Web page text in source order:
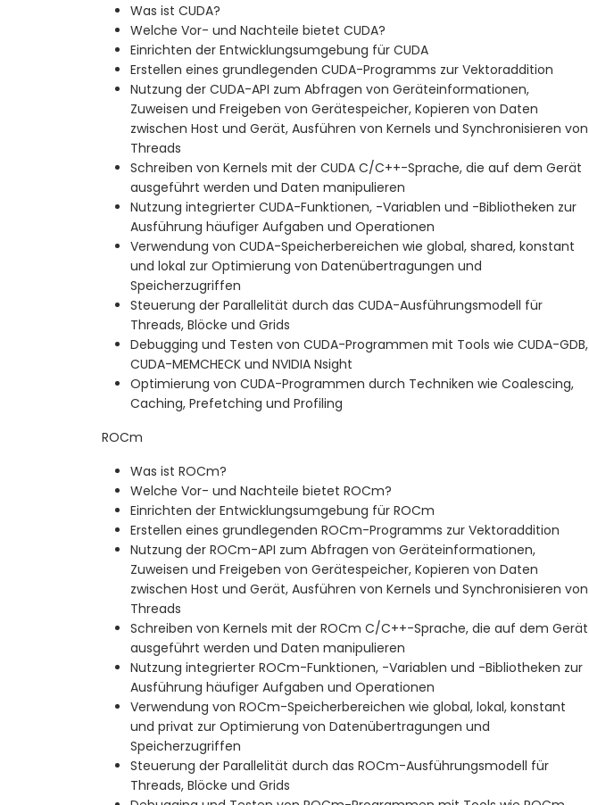
Was ist CUDA?
Welche Vor- und Nachteile bietet CUDA?
Einrichten der Entwicklungsumgebung für CUDA
Erstellen eines grundlegenden CUDA-Programms zur Vektoraddition
Nutzung der CUDA-API zum Abfragen von Geräteinformationen,
Zuweisen und Freigeben von Gerätespeicher, Kopieren von Daten
zwischen Host und Gerät, Ausführen von Kernels und Synchronisieren von
Threads
Schreiben von Kernels mit der CUDA C/C++-Sprache, die auf dem Gerät
ausgeführt werden und Daten manipulieren
Nutzung integrierter CUDA-Funktionen, -Variablen und -Bibliotheken zur
Ausführung häufiger Aufgaben und Operationen
Verwendung von CUDA-Speicherbereichen wie global, shared, konstant
und lokal zur Optimierung von Datenübertragungen und
Speicherzugriffen
Steuerung der Parallelität durch das CUDA-Ausführungsmodell für
Threads, Blöcke und Grids
Debugging und Testen von CUDA-Programmen mit Tools wie CUDA-GDB,
CUDA-MEMCHECK und NVIDIA Nsight
Optimierung von CUDA-Programmen durch Techniken wie Coalescing,
Caching, Prefetching und Profiling
ROCm
Was ist ROCm?
Welche Vor- und Nachteile bietet ROCm?
Einrichten der Entwicklungsumgebung für ROCm
Erstellen eines grundlegenden ROCm-Programms zur Vektoraddition
Nutzung der ROCm-API zum Abfragen von Geräteinformationen,
Zuweisen und Freigeben von Gerätespeicher, Kopieren von Daten
zwischen Host und Gerät, Ausführen von Kernels und Synchronisieren von
Threads
Schreiben von Kernels mit der ROCm C/C++-Sprache, die auf dem Gerät
ausgeführt werden und Daten manipulieren
Nutzung integrierter ROCm-Funktionen, -Variablen und -Bibliotheken zur
Ausführung häufiger Aufgaben und Operationen
Verwendung von ROCm-Speicherbereichen wie global, lokal, konstant
und privat zur Optimierung von Datenübertragungen und
Speicherzugriffen
Steuerung der Parallelität durch das ROCm-Ausführungsmodell für
Threads, Blöcke und Grids